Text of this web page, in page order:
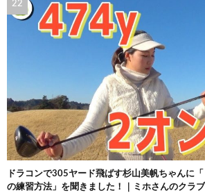
ドラコンで305ヤード飛ばす杉山美帆ちゃんに
の練習方法」を聞きました！｜ミホさんのクラ